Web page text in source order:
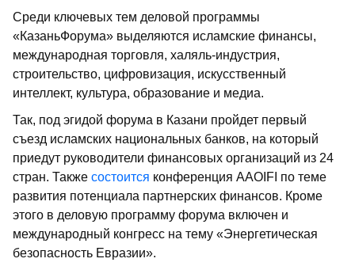
Среди ключевых тем деловой программы
«КазаньФорума» выделяются исламские финансы,
международная торговля, халяль-индустрия,
строительство, цифровизация, искусственный
интеллект, культура, образование и медиа.
Так, под эгидой форума в Казани пройдет первый
съезд исламских национальных банков, на который
приедут руководители финансовых организаций из 24
стран. Также состоится конференция AAOIFI по теме
развития потенциала партнерских финансов. Кроме
этого в деловую программу форума включен и
международный конгресс на тему «Энергетическая
безопасность Евразии».